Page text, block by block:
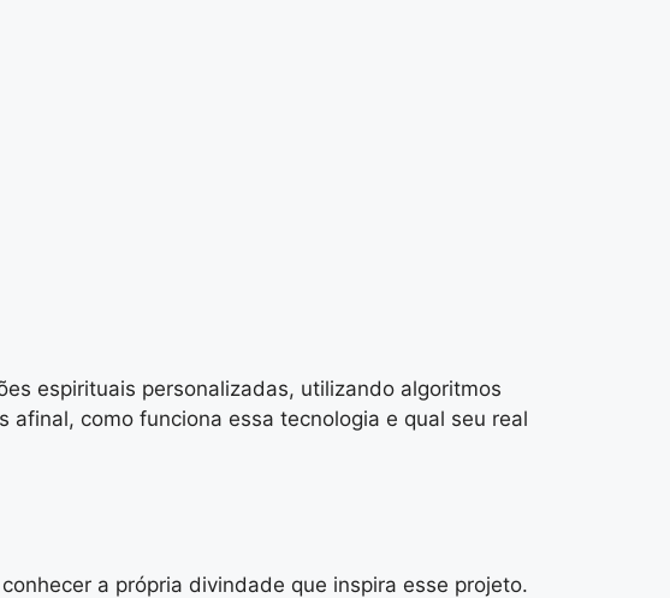
espirituais personalizadas, utilizando algoritmos
como funciona essa tecnologia e qual seu real
a própria divindade que inspira esse projeto.